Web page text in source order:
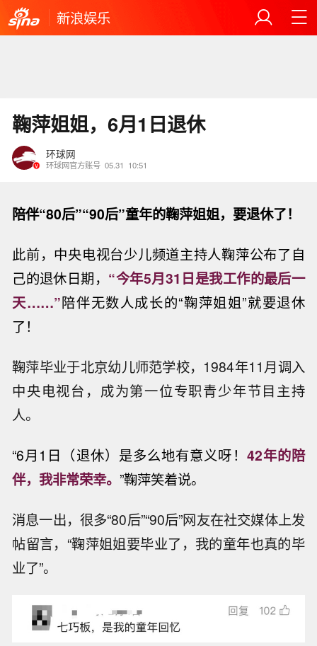
新浪娱乐
鞠萍姐姐，6月1日退休
环球网
环球网官方账号 05.31 10:51
陪伴“80后”“90后”童年的鞠萍姐姐，要退休了！
此前，中央电视台少儿频道主持人鞠萍公布了自
己的退休日期， “今年5月31日是我工作的最后一
天……”陪伴无数人成长的“鞠萍姐姐”就要退休
了！
鞠萍毕业于北京幼儿师范学校，1984年11月调入
中央电视台，成为第一位专职青少年节目主持
人。
“6月1日（退休）是多么地有意义呀！ 42年的陪
伴，我非常荣幸。 ”鞠萍笑着说。
消息一出，很多“80后”“90后”网友在社交媒体上发
帖留言，“鞠萍姐姐要毕业了，我的童年也真的毕
业了”。